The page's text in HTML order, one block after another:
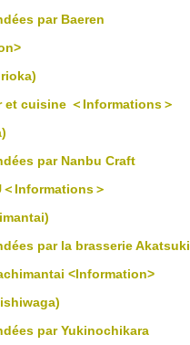
par Baeren
cuisine ＜Informations＞
par Nanbu Craft
Informations＞
par la brasserie Akatsuki
<Information>
par Yukinochikara